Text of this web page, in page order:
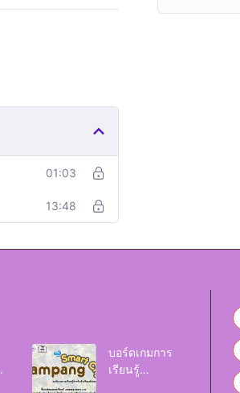
01:03
13:48
บอร์ดเกมการ
เรียนรู้